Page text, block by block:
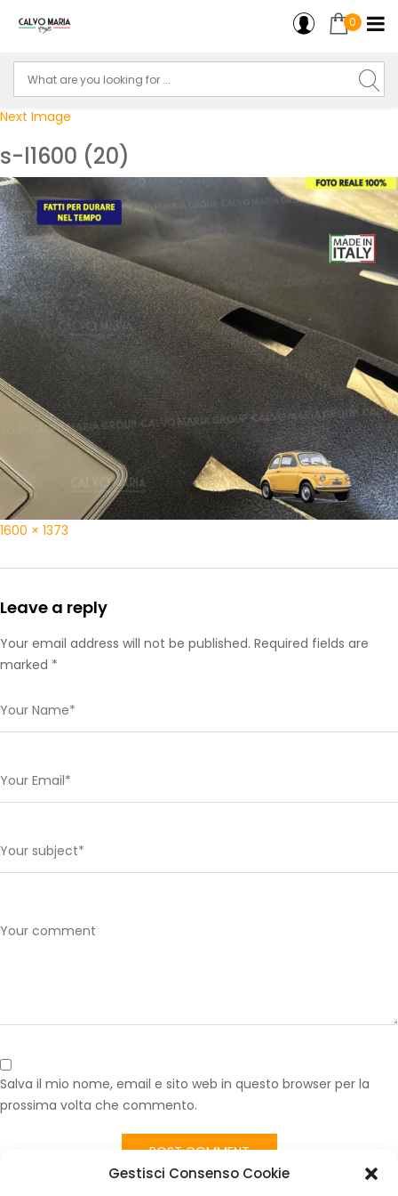
Gestisci Consenso Cookie
0
Next Image
s-l1600 (20)
1600 × 1373
Leave a reply
Your email address will not be published. Required fields are
marked *
Salva il mio nome, email e sito web in questo browser per la
prossima volta che commento.
Moquette Pavimento Nuova per Fiat 500 d’Epoca